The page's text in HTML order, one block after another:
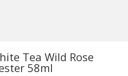
Tea Wild Rose
58ml